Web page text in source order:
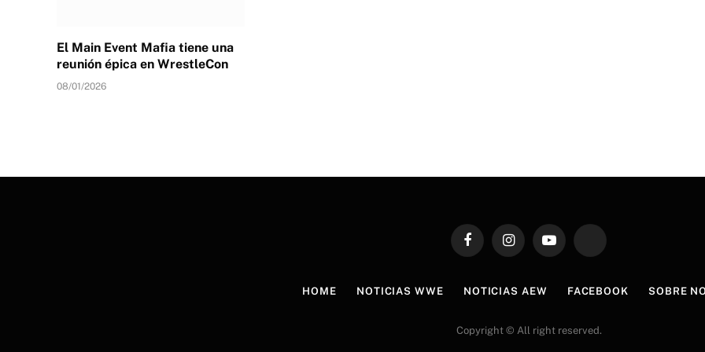
El Main Event Mafia tiene una
reunión épica en WrestleCon
08/01/2026
FacebookInstagramYouTube TikTok
HOME NOTICIAS WWE NOTICIAS AEW FACEBOOK SOBRE
Copyright © All right reserved.